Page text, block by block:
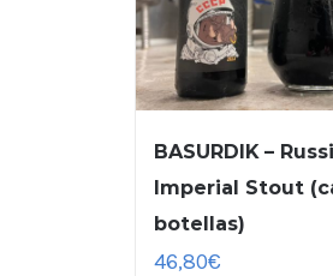
BASURDIK –
Imperial Stout
botellas)
46,80€